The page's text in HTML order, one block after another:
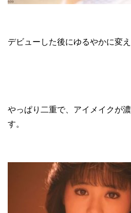
デビューした後にゆるやかに変
やっぱり二重で、アイメイクが
す。